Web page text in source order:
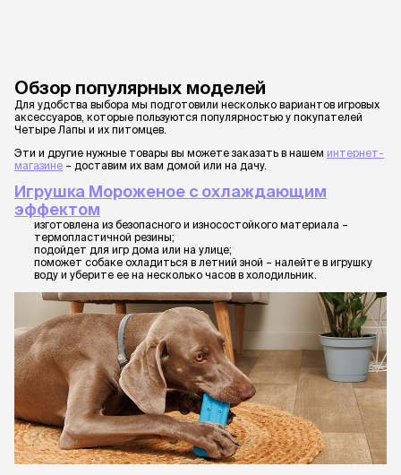
Обзор популярных моделей
Для удобства выбора мы подготовили несколько вариантов игровых
аксессуаров, которые пользуются популярностью у покупателей
Четыре Лапы и их питомцев.
Эти и другие нужные товары вы можете заказать в нашем интернет-
магазине – доставим их вам домой или на дачу.
Игрушка Мороженое с охлаждающим
эффектом
изготовлена из безопасного и износостойкого материала –
термопластичной резины;
подойдет для игр дома или на улице;
поможет собаке охладиться в летний зной – налейте в игрушку
воду и уберите ее на несколько часов в холодильник.